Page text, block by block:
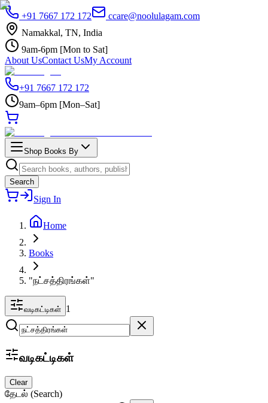
+91 7667 172 172
ccare@noolulagam.com
Namakkal, TN, India
9am-6pm [Mon to Sat]
About UsContact UsMy Account
+91 7667 172 172
9am–6pm [Mon–Sat]
Shop Books By
Search
Sign In
Home
Books
"நட்சத்திரங்கள்"
வடிகட்டிகள் 1
வடிகட்டிகள்
Clear
தேடல் (Search)